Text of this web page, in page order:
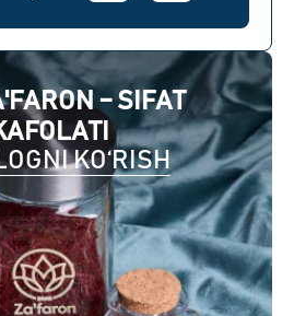
– SIFAT
KO‘RISH